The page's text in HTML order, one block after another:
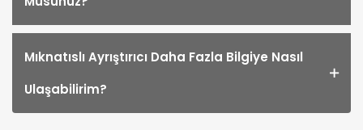
Mıknatıslı Ayrıştırıcı Daha Fazla Bilgiye Nasıl
Ulaşabilirim?